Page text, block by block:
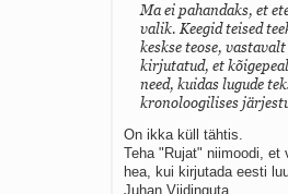
Ma ei pahandaks, et
valik. Keegid teised
keskse teose,
kirjutatud, et
need, kuidas lugude
kronoloogilises
On ikka küll tähtis.
Teha "Rujat" niimoodi, et
hea, kui kirjutada eesti
Juhan Viidinguta.